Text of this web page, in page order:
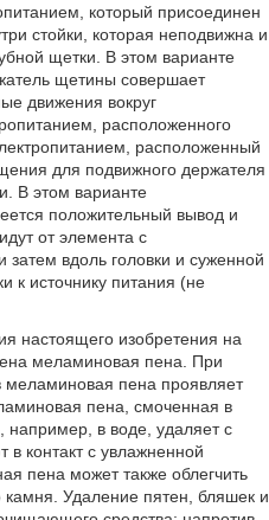
который присоединен
стойки, которая неподвижна и
щетки. В этом варианте
щетины совершает
движения вокруг
расположенного
расположенный
для подвижного держателя
В этом варианте
положительный вывод и
от элемента с
затем вдоль головки и суженной
к источнику питания (не
настоящего изобретения на
меламиновая пена. При
меламиновая пена проявляет
пена, смоченная в
например, в воде, удаляет с
в контакт с увлажненной
пена может также облегчить
камня. Удаление пятен, бляшек и